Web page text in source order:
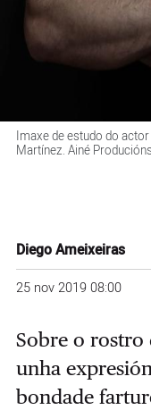
Imaxe de estudo do
Martínez. Ainé
Diego Ameixeiras
25 nov 2019 08:00
Sobre o rostro
unha
bondade